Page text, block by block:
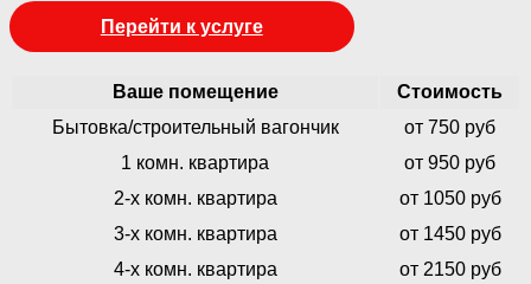
Перейти к услуге
Ваше помещение
Стоимость
Бытовка/строительный вагончик
от 750 руб
1 комн. квартира
от 950 руб
2-х комн. квартира
от 1050 руб
3-х комн. квартира
от 1450 руб
4-х комн. квартира
от 2150 руб